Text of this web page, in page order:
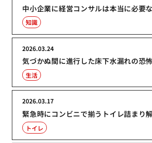
中小企業に経営コンサルは本当に必要
知識
気づかぬ間に進行した床下水漏れの恐怖
2026.03.24
生活
緊急時にコンビニで揃うトイレ詰まり
2026.03.17
トイレ